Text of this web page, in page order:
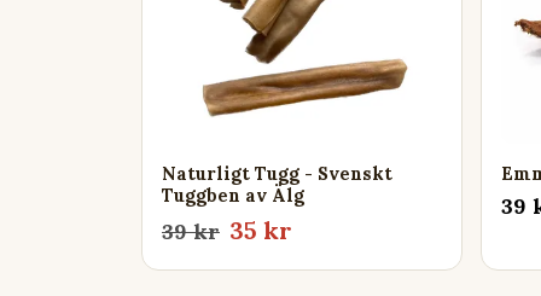
Naturligt Tugg - Svenskt
Tuggben av Älg
39 kr 35 kr
39